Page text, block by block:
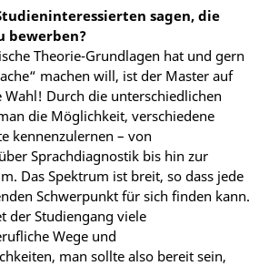
sagen, die
bewerben?
Theorie-Grundlagen hat und gern
machen will, ist der Master auf
Wahl! Durch die unterschiedlichen
die Möglichkeit, verschiedene
kennenzulernen – von
Sprachdiagnostik bis hin zur
Das Spektrum ist breit, so dass jede
Schwerpunkt für sich finden kann.
der Studiengang viele
Wege und
man sollte also bereit sein,